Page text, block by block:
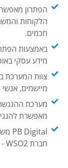
הפתרון
הלקוחות
חכמים.
באמצעות
מידע עסקי
צוות המערכת
מיישמים, אנשי
מאפשרת
חברת WSO2 - המאפשר לחבר בקלות בין מערכות ארגוניות